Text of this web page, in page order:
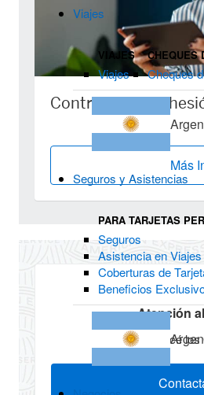
Viajes
VIAJES
Viajes
CHEQUES
Cheques
Seguros y Asistencias
PARA TARJETAS
Seguros
Asistencia en Viajes
Coberturas de
Beneficios
Contratos de
Más
Atención
Conocé